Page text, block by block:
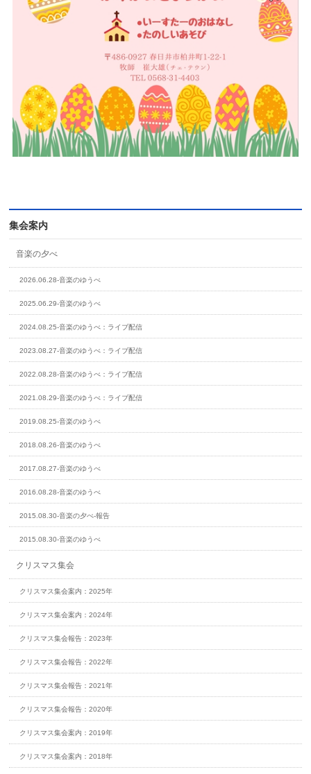
集会案内
音楽の夕べ
2026.06.28-音楽のゆうべ
2025.06.29-音楽のゆうべ
2024.08.25-音楽のゆうべ：ライブ配信
2023.08.27-音楽のゆうべ：ライブ配信
2022.08.28-音楽のゆうべ：ライブ配信
2021.08.29-音楽のゆうべ：ライブ配信
2019.08.25-音楽のゆうべ
2018.08.26-音楽のゆうべ
2017.08.27-音楽のゆうべ
2016.08.28-音楽のゆうべ
2015.08.30-音楽の夕べ-報告
2015.08.30-音楽のゆうべ
クリスマス集会
クリスマス集会案内：2025年
クリスマス集会案内：2024年
クリスマス集会報告：2023年
クリスマス集会報告：2022年
クリスマス集会報告：2021年
クリスマス集会報告：2020年
クリスマス集会案内：2019年
クリスマス集会案内：2018年